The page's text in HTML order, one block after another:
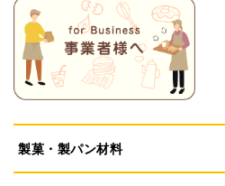
製菓・製パン材料